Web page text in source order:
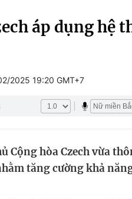
cuộc sống
áp dụng hệ
2025 19:20 GMT+7
Cộng hòa Czech vừa
tăng cường khả